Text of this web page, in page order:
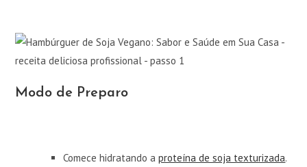
Modo de Preparo
Comece hidratando aproteína de soja texturizada.